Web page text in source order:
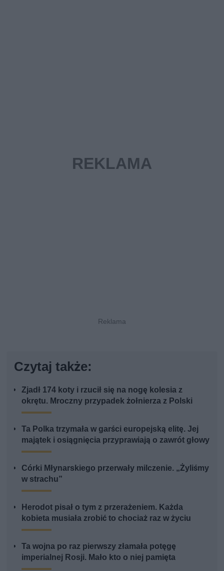
Czytaj także:
Zjadł 174 koty i rzucił się na nogę kolesia z
okrętu. Mroczny przypadek żołnierza z Polski
Ta Polka trzymała w garści europejską elitę. Jej
majątek i osiągnięcia przyprawiają o zawrót głowy
Córki Młynarskiego przerwały milczenie. „Żyliśmy
w strachu”
Herodot pisał o tym z przerażeniem. Każda
kobieta musiała zrobić to chociaż raz w życiu
Ta wojna po raz pierwszy złamała potęgę
imperialnej Rosji. Mało kto o niej pamięta